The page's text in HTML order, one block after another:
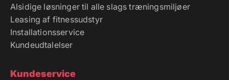
Alsidige løsninger til alle slags træningsmiljøer
Leasing af fitnessudstyr
Installationsservice
Kundeudtalelser
Kundeservice